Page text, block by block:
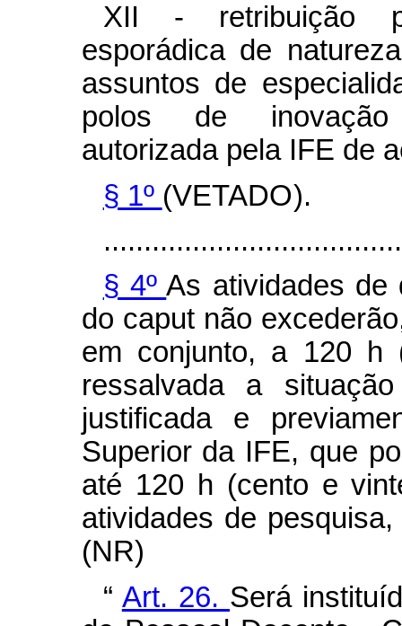
XII - retribuição
esporádica de
assuntos de
polos de inovação
autorizada pela IFE de
§ 1º (VETADO).
§ 4ºAs atividades
do caput não
em conjunto, a 120 h
ressalvada a
justificada e
Superior da IFE, que
até 120 h (cento e
atividades de
(NR)
“ Art. 26. Será